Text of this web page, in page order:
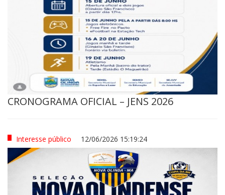
CRONOGRAMA OFICIAL – JENS 2026
Interesse público 12/06/2026 15:19:24